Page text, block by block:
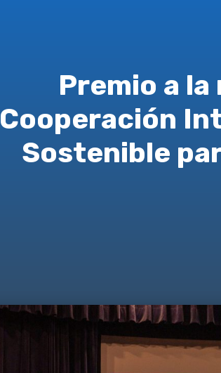
Premio a la
Cooperación
Sostenible